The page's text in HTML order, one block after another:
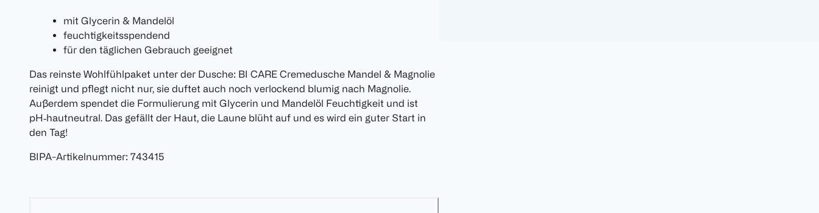
mit Glycerin & Mandelöl
feuchtigkeitsspendend
für den täglichen Gebrauch geeignet
Das reinste Wohlfühlpaket unter der Dusche: BI CARE Cremedusche Mandel & Magnolie
reinigt und pflegt nicht nur, sie duftet auch noch verlockend blumig nach Magnolie.
Außerdem spendet die Formulierung mit Glycerin und Mandelöl Feuchtigkeit und ist
pH‑hautneutral. Das gefällt der Haut, die Laune blüht auf und es wird ein guter Start in
den Tag!
BIPA-Artikelnummer: 743415